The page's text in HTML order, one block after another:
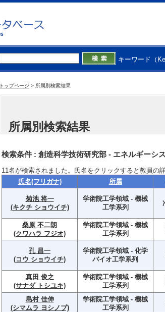
キーワード（
トップページ > 所属別検索結果
所属別検索結果
検索条件 : 創造科学技術研究部 - エネルギーシ
11名が検索されました。氏名をクリックすると教員の
氏名(フリガナ)
所属
菊池 将一
(キクチ ショウイチ)
学術院工学領域 - 機械
工学系列
桑原 不二朗
(クワハラ フジオ)
学術院工学領域 - 機械
工学系列
孔 昌一
(コウ ショウイチ)
学術院工学領域 - 化学
バイオ工学系列
真田 俊之
(サナダ トシユキ)
学術院工学領域 - 機械
工学系列
島村 佳伸
(シマムラ ヨシノブ)
学術院工学領域 - 機械
工学系列